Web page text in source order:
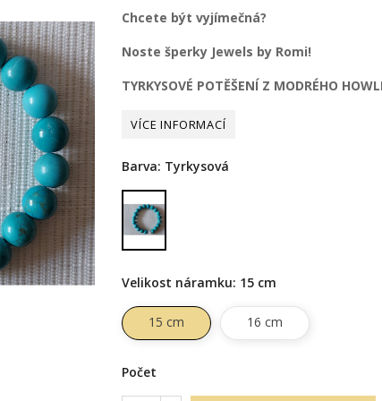
Chcete být vyjímečná?
Noste šperky Jewels by Romi!
TYRKYSOVÉ POTĚŠENÍ Z MODRÉHO
Barva: Tyrkysová
Tyrkysová
Velikost náramku: 15 cm
15 cm 16 cm
Počet